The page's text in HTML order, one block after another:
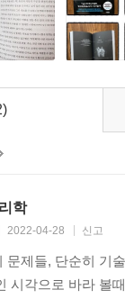
것을 목표로 삼고
한 영상을 추천받
는지, 불과 몇 년
는 기술자들의
빅테크, 혁신의
식 같은 기술이
들을 제안한다.
현재와 전망을 살
학
2022-04-28 신고
문제들, 단순히 기
시각으로 바라 볼